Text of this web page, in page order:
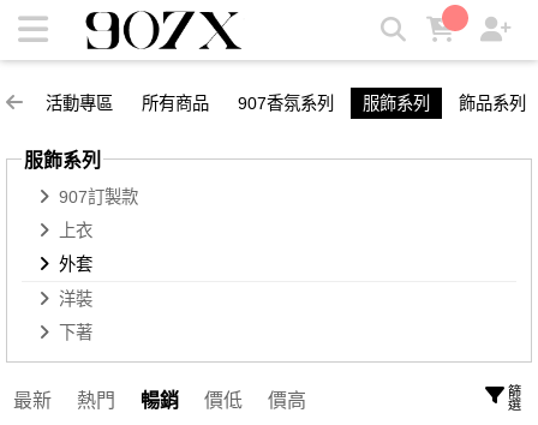
外套 | 907X
活動專區 所有商品 907香氛系列 服飾系列 飾品系列
服飾系列
907訂製款
上衣
外套
洋裝
下著
最新 熱門 暢銷 價低 價高 篩選